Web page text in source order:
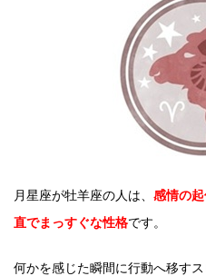
月星座が牡羊座の人は、 感情の
直でまっすぐな性格です。
何かを感じた瞬間に行動へ移す